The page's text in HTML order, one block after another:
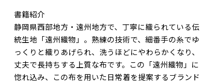
書籍紹介
静岡県西部地方・遠州地方で、丁寧に織られている伝
統生地「遠州織物」。熟練の技術で、細番手の糸でゆ
っくりと織りあげられ、洗うほどにやわらかくなり、
丈夫で長持ちする上質な布です。この「遠州織物」に
惚れ込み、この布を用いた日常着を提案するブランド